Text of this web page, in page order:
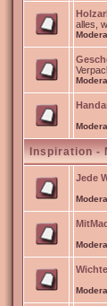
alles,
Inspiration -
Jede